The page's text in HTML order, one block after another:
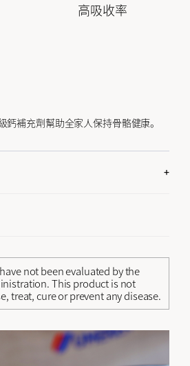
高吸收率
補充劑幫助全家人保持骨骼健康。
鈣質並有助於強化骨骼。
not been evaluated by the
This product is not
treat, cure or prevent any disease.